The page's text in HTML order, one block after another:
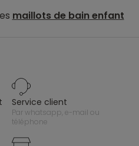
maillots de bain enfant
service client
par whatsapp, e-mail ou
téléphone